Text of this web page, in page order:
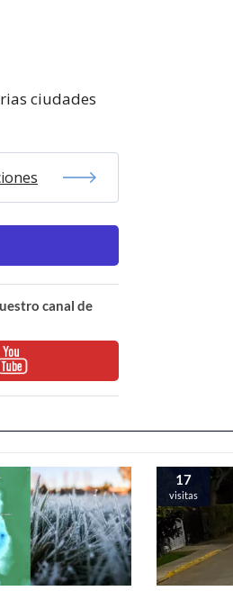
ciudades
canal de
17
visitas